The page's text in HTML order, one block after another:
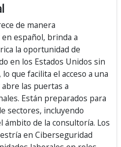
de manera
español, brinda a
la oportunidad de
en los Estados Unidos sin
que facilita el acceso a una
abre las puertas a
Están preparados para
sectores, incluyendo
de la consultoría. Los
en Ciberseguridad